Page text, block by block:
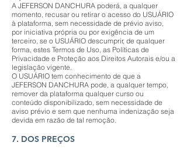
A JEFERSON DANCHURA poderá, a qualquer
momento, recusar ou retirar o acesso do USUÁRIO
à plataforma, sem necessidade de prévio aviso,
por iniciativa própria ou por exigência de um
terceiro, se o USUÁRIO descumprir, de qualquer
forma, estes Termos de Uso, as Políticas de
Privacidade e Proteção aos Direitos Autorais e/ou a
legislação vigente.
O USUÁRIO tem conhecimento de que a
JEFERSON DANCHURA pode, a qualquer tempo,
remover da plataforma qualquer curso ou
conteúdo disponibilizado, sem necessidade de
aviso prévio e sem que nenhuma indenização seja
devida em razão de tal remoção.
7. DOS PREÇOS